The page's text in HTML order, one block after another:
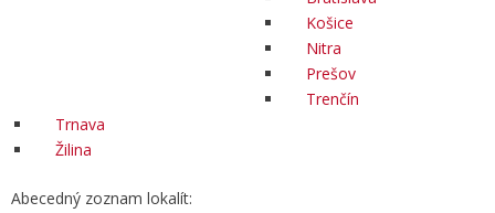
Košice
Nitra
Prešov
Trenčín
Trnava
Žilina
Abecedný zoznam lokalít: